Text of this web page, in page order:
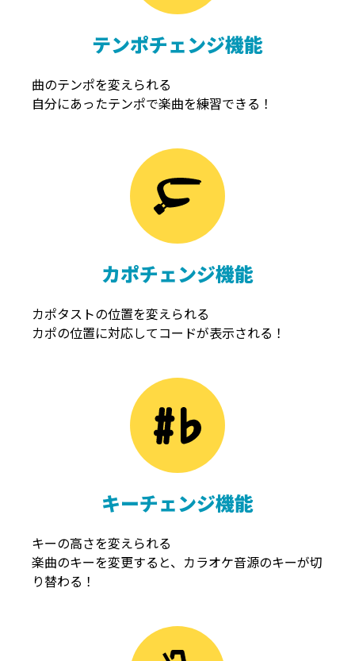
テンポチェンジ機能
曲のテンポを変えられる
自分にあったテンポで楽曲を練習できる！
カポチェンジ機能
カポタストの位置を変えられる
カポの位置に対応してコードが表示される！
キーチェンジ機能
キーの高さを変えられる
楽曲のキーを変更すると、カラオケ音源のキーが切
り替わる！